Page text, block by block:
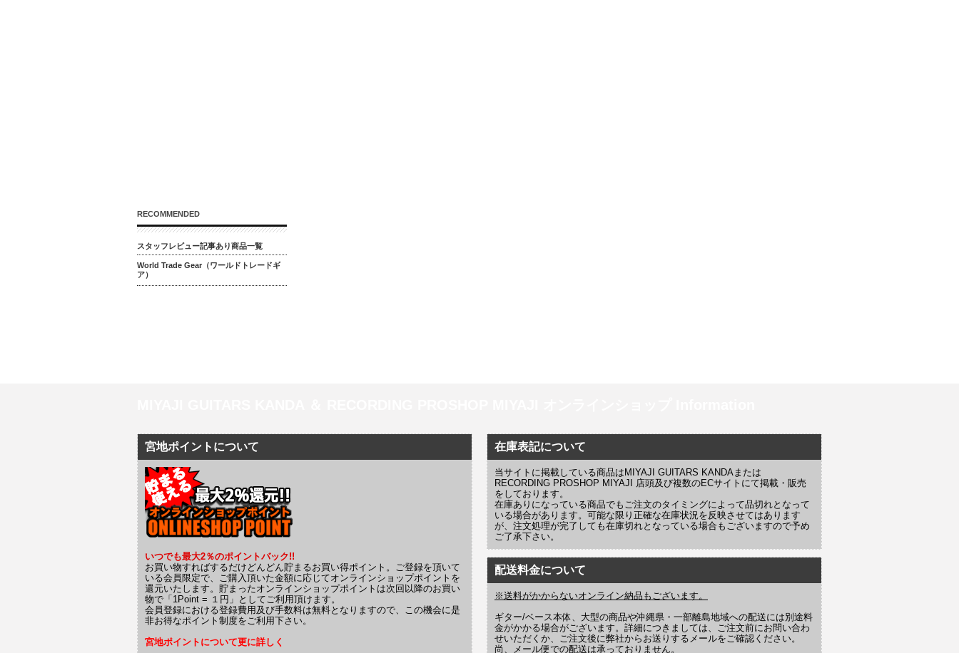
RECOMMENDED
スタッフレビュー記事あり商品一覧
World Trade Gear（ワールドトレードギ
ア）
宮地ポイントについて
いつでも最大2％のポイントバック!!
お買い物すればするだけどんどん貯まるお買い得ポイント。ご登録を頂いて
いる会員限定で、ご購入頂いた金額に応じてオンラインショップポイントを
還元いたします。貯まったオンラインショップポイントは次回以降のお買い
物で「1Point = １円」としてご利用頂けます。
会員登録における登録費用及び手数料は無料となりますので、この機会に是
非お得なポイント制度をご利用下さい。
宮地ポイントについて更に詳しく
在庫表記について
当サイトに掲載している商品はMIYAJI GUITARS KANDAまたは
RECORDING PROSHOP MIYAJI 店頭及び複数のECサイトにて掲載・販売
をしております。
在庫ありになっている商品でもご注文のタイミングによって品切れとなって
いる場合があります。可能な限り正確な在庫状況を反映させてはあります
が、注文処理が完了しても在庫切れとなっている場合もございますので予め
ご了承下さい。
配送料金について
※送料がかからないオンライン納品もございます。
ギター/ベース本体、大型の商品や沖縄県・一部離島地域への配送には別途料
金がかかる場合がございます。詳細につきましては、ご注文前にお問い合わ
せいただくか、ご注文後に弊社からお送りするメールをご確認ください。
尚、メール便での配送は承っておりません。